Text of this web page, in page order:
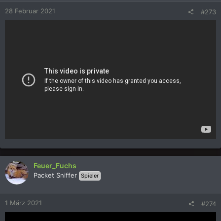
n
e
n
28 Februar 2021 #273
Feuer_Fuchs
Packet Sniffer Spieler
1 März 2021 #274